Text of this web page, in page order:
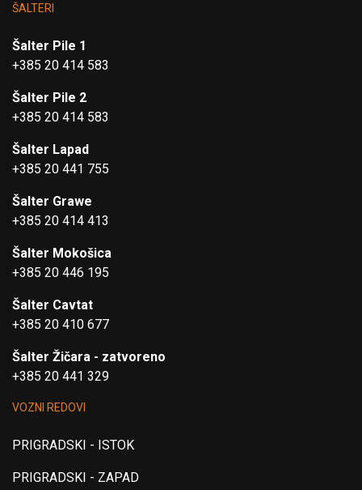
ŠALTERI
Šalter Pile 1
+385 20 414 583
Šalter Pile 2
+385 20 414 583
Šalter Lapad
+385 20 441 755
Šalter Grawe
+385 20 414 413
Šalter Mokošica
+385 20 446 195
Šalter Cavtat
+385 20 410 677
Šalter Žičara - zatvoreno
+385 20 441 329
VOZNI REDOVI
PRIGRADSKI - ISTOK
PRIGRADSKI - ZAPAD